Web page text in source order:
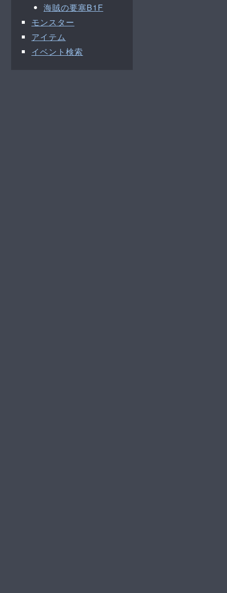
海賊の要塞B1F
モンスター
アイテム
イベント検索